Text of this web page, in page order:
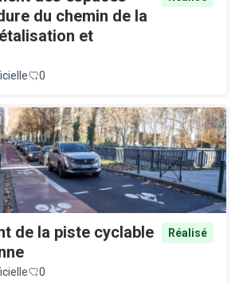
du chemin de la
et
0
de la piste cyclable
Réalisé
0